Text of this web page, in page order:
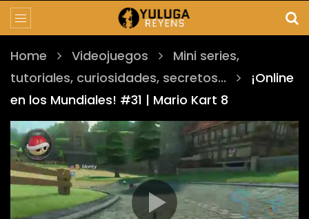
Home Videojuegos
Mini series,
tutoriales, curiosidades, secretos...
¡Online
en los Mundiales! #31 | Mario Kart 8